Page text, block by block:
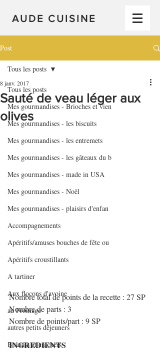
AUDE CUISINE
Post
Tous les posts
Mes gourmandises - Brioches et vien
Mes gourmandises - les biscuits
Mes gourmandises - les entremets
Mes gourmandises - les gâteaux du b
Mes gourmandises - made in USA
Mes gourmandises - Noël
Mes gourmandises - plaisirs d'enfan
Accompagnements
Apéritifs/amuses bouches de fête ou
Apéritifs croustillants
A tartiner
Aux flocons d'avoine
au Fromage
autres petits déjeuners
Biscuits et crackers
Tous les posts
Sauté de veau léger aux
olives
8 janv. 2017
Nombre total de points de la recette : 27 SP
Nombre de parts : 3
Nombre de points/part : 9 SP
INGREDIENTS